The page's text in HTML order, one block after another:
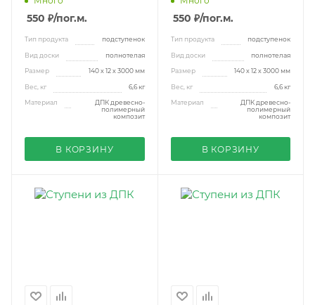
550 ₽/пог.м.
Тип продукта подступенок
Вид доски полнотелая
Размер 140 х 12 х 3000 мм
Вес, кг 6,6 кг
Материал
ДПК древесно-
полимерный
композит
В КОРЗИНУ
550 ₽/пог.м.
Тип продукта подступенок
Вид доски полнотелая
Размер 140 х 12 х 3000 мм
Вес, кг 6,6 кг
Материал
ДПК древесно-
полимерный
композит
В КОРЗИНУ